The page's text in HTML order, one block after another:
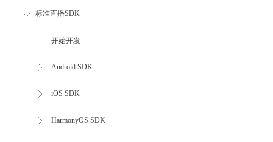
标准直播SDK
开始开发
Android SDK
iOS SDK
HarmonyOS SDK